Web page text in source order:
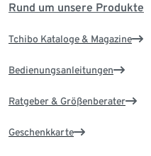
Rund um unsere Produkte
Tchibo Kataloge & Magazine
Bedienungsanleitungen
Ratgeber & Größenberater
Geschenkkarte